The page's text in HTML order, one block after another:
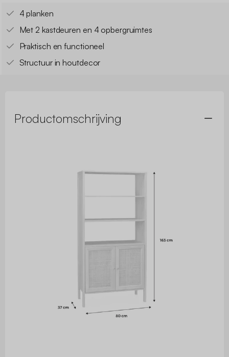
4 planken
Met 2 kastdeuren en 4 opbergruimtes
Praktisch en functioneel
Structuur in houtdecor
Productomschrijving